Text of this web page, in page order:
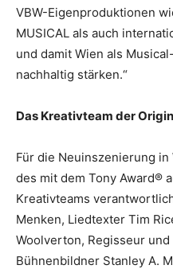
VBW-Eigenproduktionen
MUSICAL als auch
und damit Wien als
nachhaltig stärken.“
Das Kreativteam der
Für die Neuinszenierung
des mit dem Tony Award®
Kreativteams
Menken, Liedtexter Tim
Woolverton, Regisseur
Bühnenbildner Stanley A.